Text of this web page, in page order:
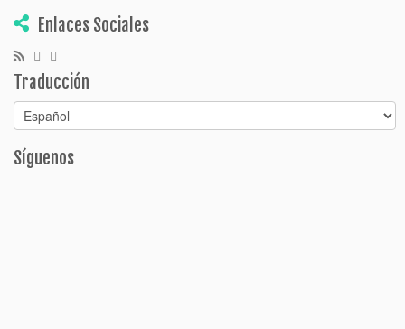
Enlaces Sociales
Traducción
Síguenos